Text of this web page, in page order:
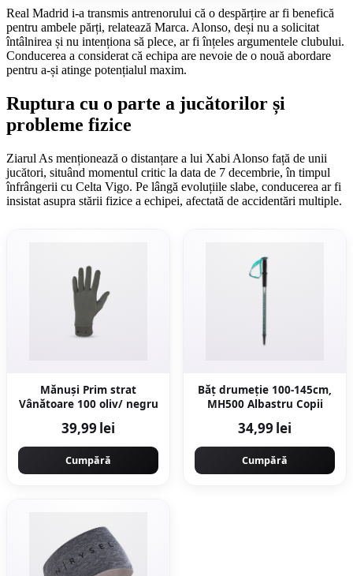
Real Madrid i-a transmis antrenorului că o despărțire ar fi benefică
pentru ambele părți, relatează Marca. Alonso, deși nu a solicitat
întâlnirea și nu intenționa să plece, ar fi înțeles argumentele clubului.
Conducerea a considerat că echipa are nevoie de o nouă abordare
pentru a-și atinge potențialul maxim.
Ruptura cu o parte a jucătorilor și
probleme fizice
Ziarul As menționează o distanțare a lui Xabi Alonso față de unii
jucători, situând momentul critic la data de 7 decembrie, în timpul
înfrângerii cu Celta Vigo. Pe lângă evoluțiile slabe, conducerea ar fi
insistat asupra stării fizice a echipei, afectată de accidentări multiple.
Mănuși Prim strat
Vânătoare 100 oliv/ negru
39,99 lei
Cumpără
Băț drumeție 100-145cm,
MH500 Albastru Copii
34,99 lei
Cumpără